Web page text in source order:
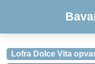
Lofra Dolce Vita